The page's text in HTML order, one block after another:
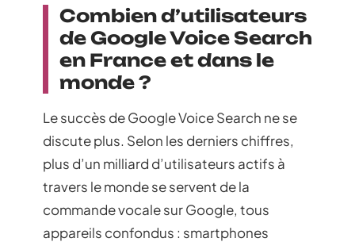
Combien d’utilisateurs
de Google Voice Search
en France et dans le
monde ?
Le succès de Google Voice Search ne se
discute plus. Selon les derniers chiffres,
plus d’un milliard d’utilisateurs actifs à
travers le monde se servent de la
commande vocale sur Google, tous
appareils confondus : smartphones